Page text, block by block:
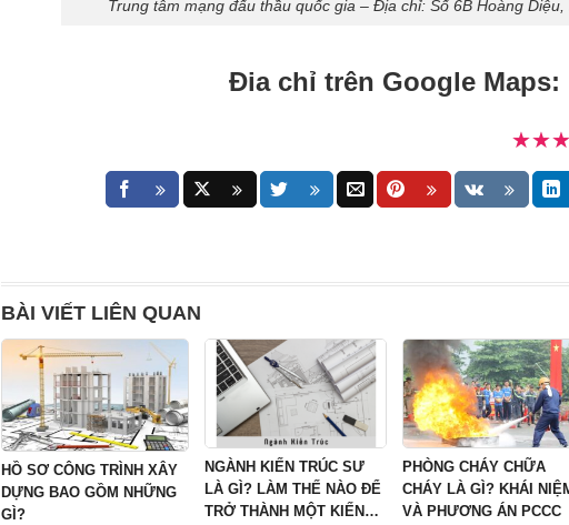
Trung tâm mạng đấu thầu quốc gia – Địa chỉ: Số 6B Hoàng
Đia chỉ trên Google Maps:
BÀI VIẾT LIÊN QUAN
HỒ SƠ CÔNG TRÌNH XÂY
DỰNG BAO GỒM NHỮNG
GÌ?
NGÀNH KIẾN TRÚC SƯ
LÀ GÌ? LÀM THẾ NÀO ĐỂ
TRỞ THÀNH MỘT KIẾN
PHÒNG CHÁY CHỮA
CHÁY LÀ GÌ? KHÁI
VÀ PHƯƠNG ÁN PCCC